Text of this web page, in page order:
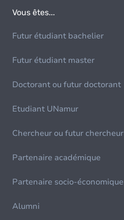
Vous êtes...
Futur étudiant bachelier
Futur étudiant master
Doctorant ou futur doctorant
Etudiant UNamur
Chercheur ou futur chercheur
Partenaire académique
Partenaire socio-économique
Alumni